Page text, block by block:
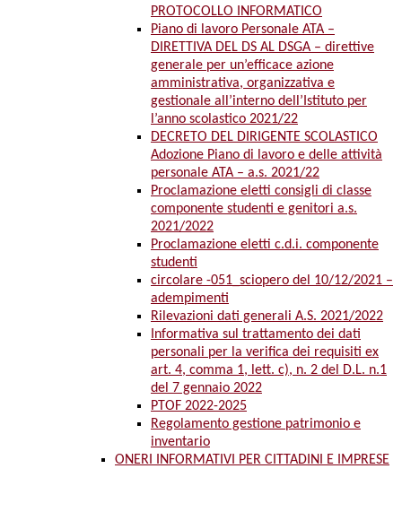
PROTOCOLLO INFORMATICO
Piano di lavoro Personale ATA –
DIRETTIVA DEL DS AL DSGA – direttive
generale per un’efficace azione
amministrativa, organizzativa e
gestionale all’interno dell’Istituto per
l’anno scolastico 2021/22
DECRETO DEL DIRIGENTE SCOLASTICO
Adozione Piano di lavoro e delle attività
personale ATA – a.s. 2021/22
Proclamazione eletti consigli di classe
componente studenti e genitori a.s.
2021/2022
Proclamazione eletti c.d.i. componente
studenti
circolare -051_sciopero del 10/12/2021 –
adempimenti
Rilevazioni dati generali A.S. 2021/2022
Informativa sul trattamento dei dati
personali per la verifica dei requisiti ex
art. 4, comma 1, lett. c), n. 2 del D.L. n.1
del 7 gennaio 2022
PTOF 2022-2025
Regolamento gestione patrimonio e
inventario
ONERI INFORMATIVI PER CITTADINI E IMPRESE